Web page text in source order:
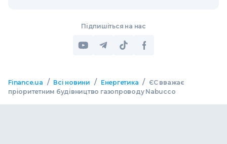
Підпишіться на нас
Finance.ua / Всі новини / Енергетика / ЄС вважає
пріоритетним будівництво газопроводу Nabucco